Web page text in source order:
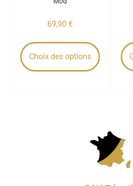
69,90 €
Choix des options